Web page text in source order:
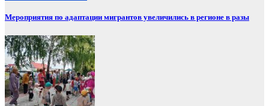
Мероприятия по адаптации мигрантов увеличились в регионе в разы